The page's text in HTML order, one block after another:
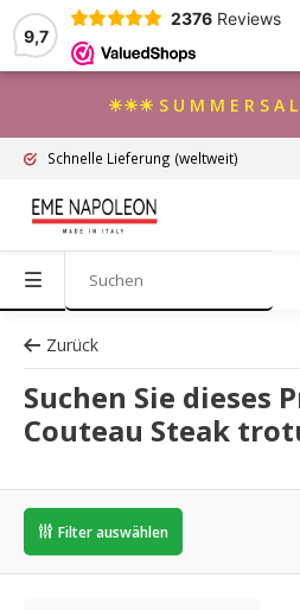
9,7
2376 Reviews
☀☀☀ S U M M E R S A
Schnelle Lieferung (weltweit)
Zurück
Suchen Sie dieses
Couteau Steak
Filter auswählen